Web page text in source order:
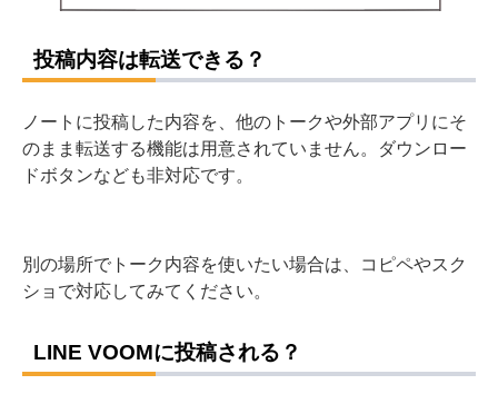
投稿内容は転送できる？
ノートに投稿した内容を、他のトークや外部アプリにそ
のまま転送する機能は用意されていません。ダウンロー
ドボタンなども非対応です。
別の場所でトーク内容を使いたい場合は、コピペやスク
ショで対応してみてください。
LINE VOOMに投稿される？